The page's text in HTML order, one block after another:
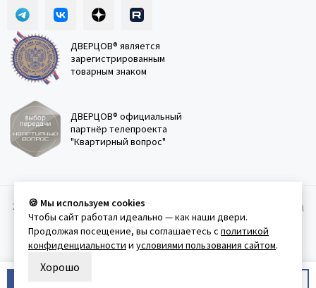
ДВЕРЦОВ® является
зарегистрированным
товарным знаком
ДВЕРЦОВ® официальный
партнёр телепроекта
"Квартирный вопрос"
2011-2026 © Дверцов. Карта сайта
Политика
конфеденциальности Условия использования сайта
🍪 Мы используем cookies
Чтобы сайт работал идеально — как наши двери.
Продолжая посещение, вы соглашаетесь с политикой
конфиденциальности и условиями пользования сайтом.
Хорошо